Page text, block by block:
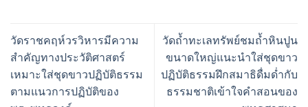
วัดราชคฤห์วรวิหารมีความ
สำคัญทางประวัติศาสตร์
เหมาะใส่ชุดขาวปฏิบัติธรรม
ตามแนวการปฏิบัติของ
วัดถ้ำทะเลทรัพย์ชมถ้ำหินปูน
ขนาดใหญ่แนะนำใส่ชุดขาว
ปฏิบัติธรรมฝึกสมาธิดื่มด่ำกับ
ธรรมชาติเข้าใจคำสอนของ